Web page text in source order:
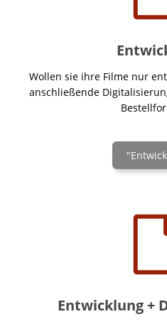
Wollen sie ihre Filme nur
anschließende
Entwicklung +